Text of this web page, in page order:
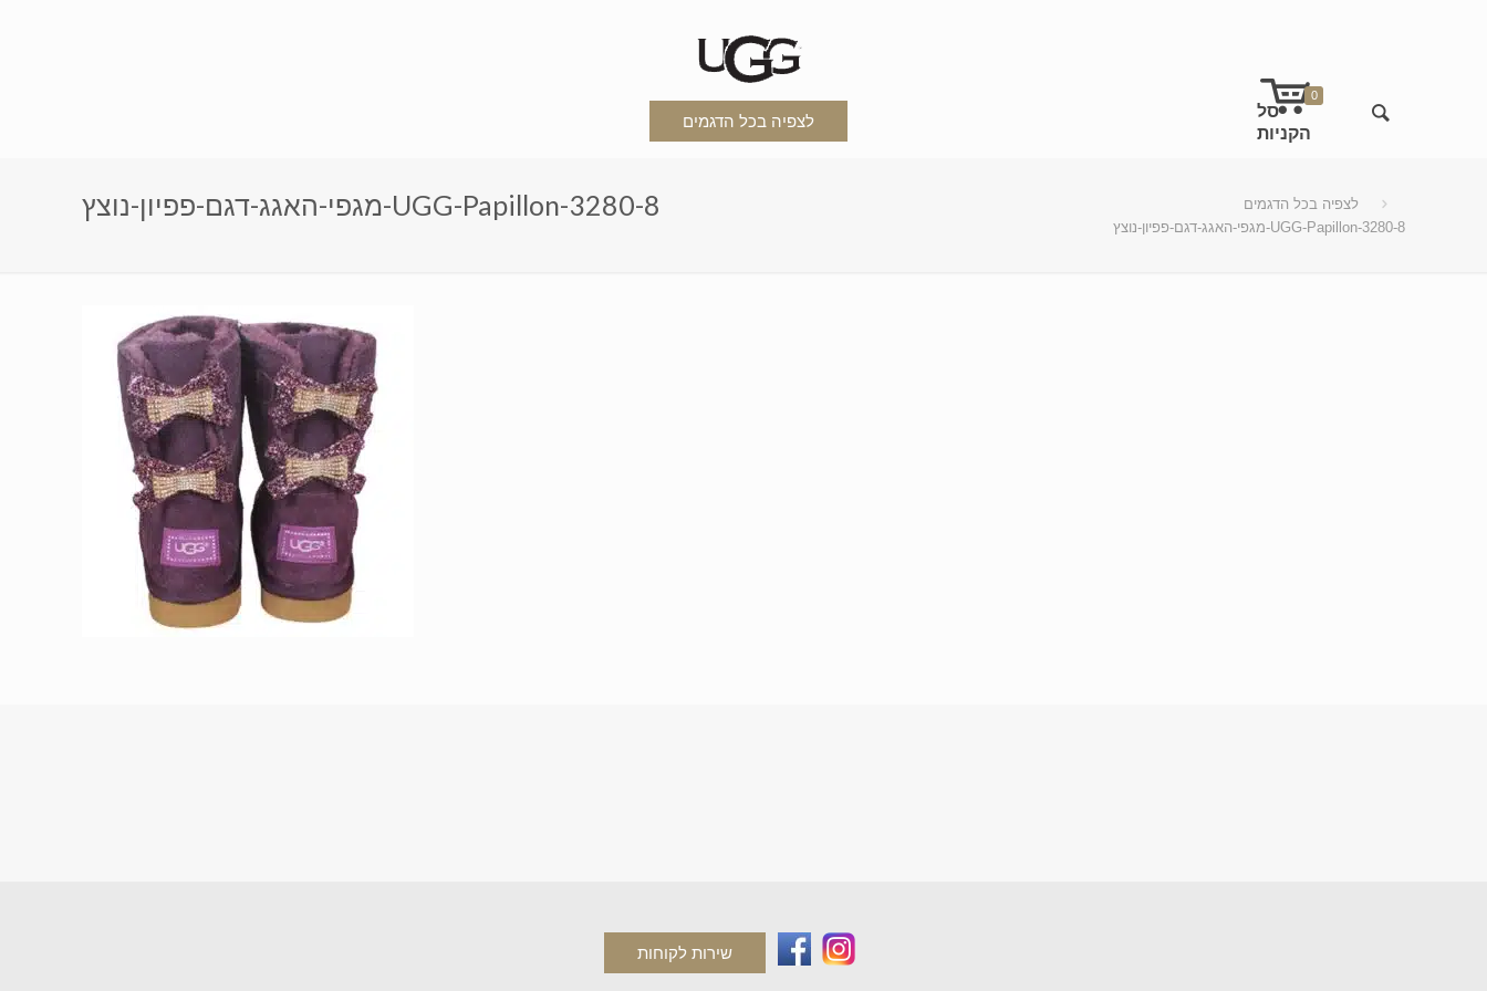
לצפיה בכל הדגמים
0
מגפי-האגג-דגם-פפיון-נוצץ-UGG-Papillon-3280-8
לצפיה בכל הדגמים
מגפי-האגג-דגם-פפיון-נוצץ-UGG-Papillon-3280-8
שירות לקוחות